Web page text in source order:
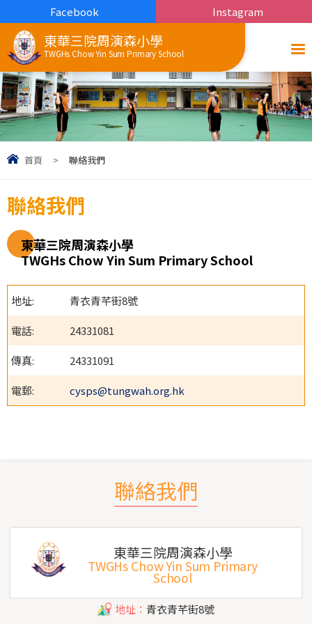
東華三院周演森小學
TWGHs Chow Yin Sum Primary School
Facebook Instagram
首頁 > 聯絡我們
聯絡我們
東華三院周演森小學
TWGHs Chow Yin Sum Primary School
地址: 青衣青芊街8號
電話: 24331081
傳真: 24331091
電郵: cysps@tungwah.org.hk
聯絡我們
東華三院周演森小學
TWGHs Chow Yin Sum Primary
School
地址： 青衣青芊街8號